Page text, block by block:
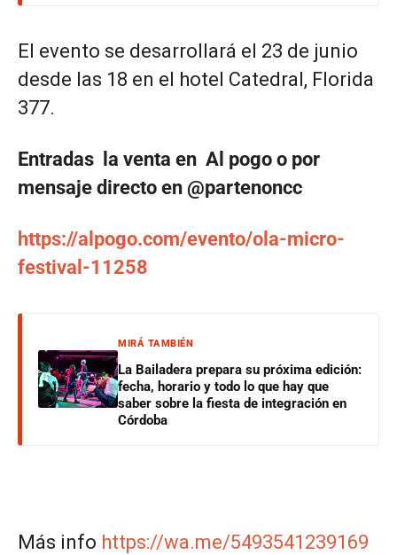
El evento se desarrollará el 23 de junio
desde las 18 en el hotel Catedral, Florida
377.
Entradas la venta en Al pogo o por
mensaje directo en @partenoncc
https://alpogo.com/evento/ola-micro-
festival-11258
MIRÁ TAMBIÉN
La Bailadera prepara su próxima edición:
fecha, horario y todo lo que hay que
saber sobre la fiesta de integración en
Córdoba
Más info https://wa.me/5493541239169